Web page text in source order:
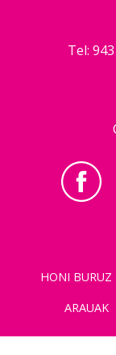
Tel:
HONI BURUZ
ARAUAK